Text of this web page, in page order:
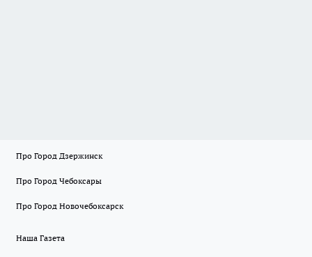
Про Город Дзержинск
Про Город Чебоксары
Про Город Новочебоксарск
Наша Газета